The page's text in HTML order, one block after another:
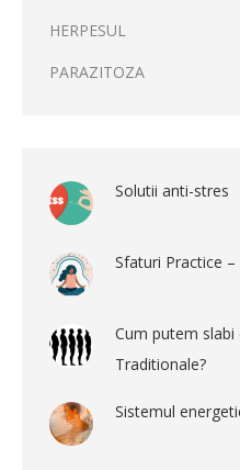
HERPESUL
PARAZITOZA
Solutii anti-stres
Sfaturi Practice
Cum putem
Traditionale?
Sistemul